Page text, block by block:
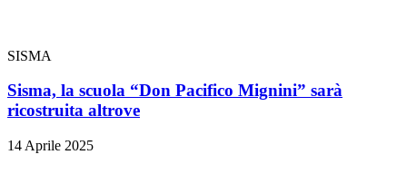
SISMA
Sisma, la scuola “Don Pacifico Mignini” sarà
ricostruita altrove
14 Aprile 2025